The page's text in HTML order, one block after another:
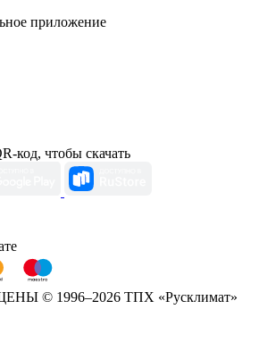
приложение
код, чтобы скачать
© 1996–2026 ТПХ «Русклимат»